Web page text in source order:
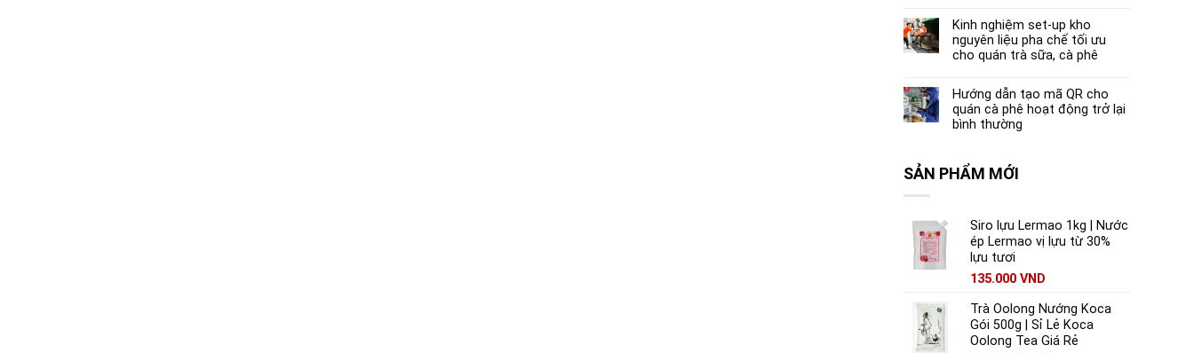
Kinh nghiệm set-up kho
nguyên liệu pha chế tối ưu
cho quán trà sữa, cà phê
Hướng dẫn tạo mã QR cho
quán cà phê hoạt động trở lại
bình thường
SẢN PHẨM MỚI
Siro lựu Lermao 1kg | Nước
ép Lermao vị lựu từ 30%
lựu tươi
135.000 VND
Trà Oolong Nướng Koca
Gói 500g | Sỉ Lẻ Koca
Oolong Tea Giá Rẻ